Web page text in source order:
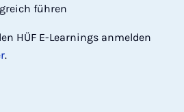
führen
HÜF E-Learnings anmelden
.